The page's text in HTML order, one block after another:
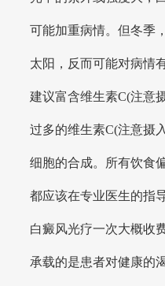
可能加重病情。但冬季
太阳，反而可能对病情
建议富含维生素C(注意
过多的维生素C(注意摄
细胞的合成。所有饮食
都应该在专业医生的指
白癜风光疗一次大概收
承载的是患者对健康的